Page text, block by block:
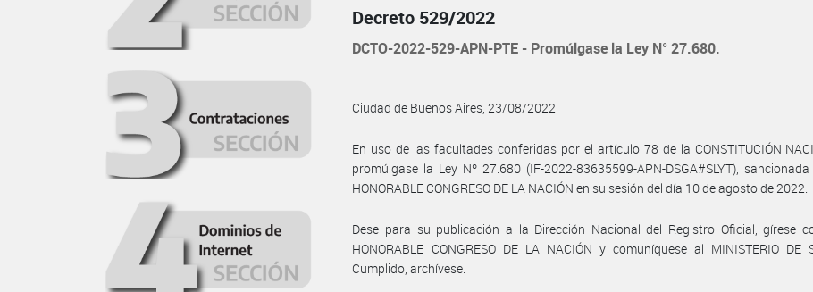
Decreto 529/2022
DCTO-2022-529-APN-PTE - Promúlgase la Ley N° 27.680.
Ciudad de Buenos Aires, 23/08/2022
En uso de las facultades conferidas por el artículo 78 de la CONSTITUCIÓN
promúlgase la Ley Nº 27.680 (IF-2022-83635599-APN-DSGA#SLYT),
HONORABLE CONGRESO DE LA NACIÓN en su sesión del día 10 de agosto de 2022.
Dese para su publicación a la Dirección Nacional del Registro Oficial, gírese
HONORABLE CONGRESO DE LA NACIÓN y comuníquese al MINISTERIO DE
Cumplido, archívese.